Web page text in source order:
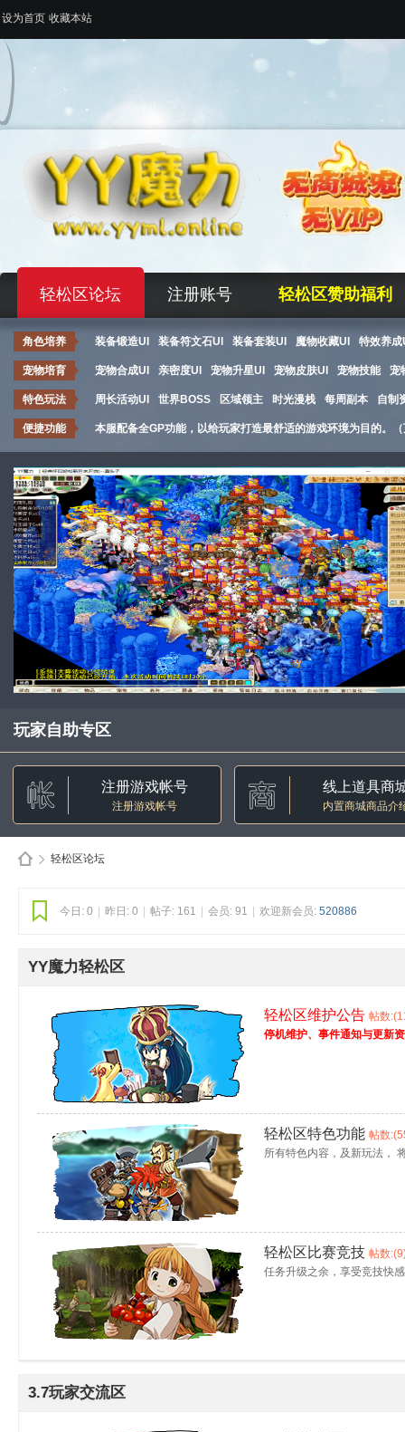
设为首页 收藏本站
轻松区论坛 注册账号 轻松区赞助福利
角色培养 装备锻造UI 装备符文石UI 装备套装UI 魔物收藏UI 特效养成
宠物培育 宠物合成UI 亲密度UI 宠物升星UI 宠物皮肤UI 宠物技能 宠
特色玩法 周长活动UI 世界BOSS 区域领主 时光漫栈 每周副本 自制
便捷功能 本服配备全GP功能，以给玩家打造最舒适的游戏环境为目的。
玩家自助专区
注册游戏帐号
注册游戏帐号
线上道具商
内置商城商品介
轻松区论坛
今日: 0 昨日: 0 帖子: 161 会员: 91 欢迎新会员: 520886
YY魔力轻松区
轻松区维护公告 帖数
停机维护、事件通知与更新
轻松区特色功能 帖数
所有特色内容，及新玩法，
轻松区比赛竞技 帖数
任务升级之余，享受竞技快感
3.7玩家交流区